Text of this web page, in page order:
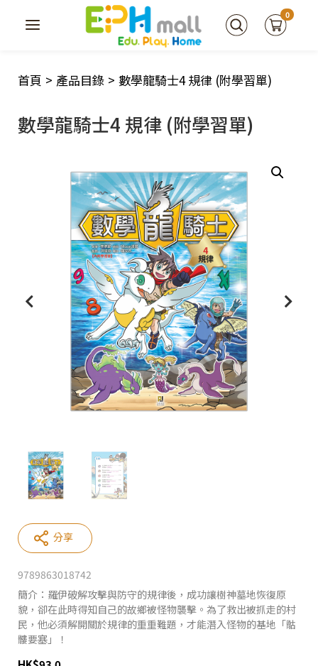
0
首頁 > 產品目錄 > 數學龍騎士4 規律 (附學習單)
數學龍騎士4 規律 (附學習單)
9789863018742
簡介： 羅伊破解攻擊與防守的規律後，成功讓樹神墓地恢復原
貌，卻在此時得知自己的故鄉被怪物襲擊。為了救出被抓走的村
民，他必須解開關於規律的重重難題，才能潛入怪物的基地「骷
髏要塞」！
分享